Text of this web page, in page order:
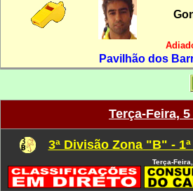
Pavilhão dos
Terça-Feira,
3ª Divisão Zona "B" -
Terça-